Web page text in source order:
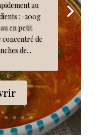
au
: -200g
en petit
de
de...